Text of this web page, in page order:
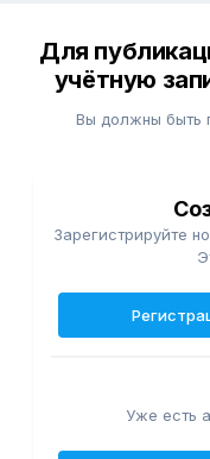
Для
учётную
Вы должны быть
Зарегистрируйте
Уже есть